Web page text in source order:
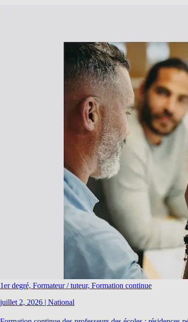
1er degré, Formateur / tuteur, Formation continue
juillet 2, 2026 | National